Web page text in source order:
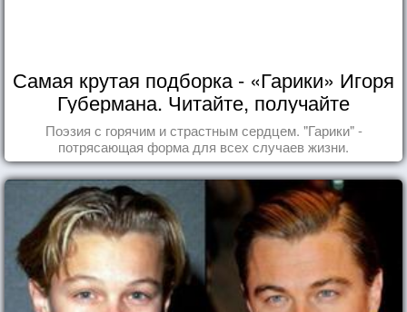
Самая крутая подборка - «Гарики» Игоря
Губермана. Читайте, получайте
удовольствие!
Поэзия с горячим и страстным сердцем. "Гарики" -
потрясающая форма для всех случаев жизни.